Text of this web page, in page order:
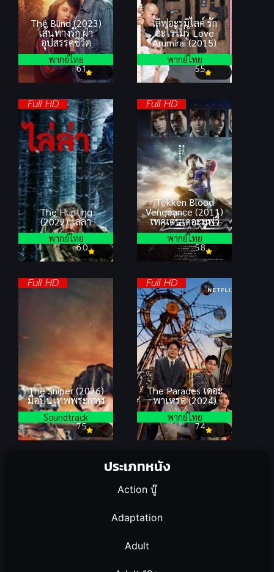
ประเภทหนัง
Action บู๊
Adaptation
Adult
The Blind (2023)
เส้นทางรัก ฝ่า
อุปสรรคชีวิต
6.1
พากย์ไทย
เลิฟอะรูมิไลค์ รัก
อะไรไม่รู้ Love
Arumirai (2015)
5.5
พากย์ไทย
Full HD
The Hunting
(2022) ไล่ล่า
6.0
พากย์ไทย
Full HD
Tekken Blood
Vengeance (2011)
เทคเค่นเดอะมูฟวี่
5.8
พากย์ไทย
Full HD
The Sniper (2026)
มือปืนเทพพระกาฬ
7.5
Soundtrack
Full HD
The Parades เดอะ
พาเหรด (2024)
7.4
พากย์ไทย